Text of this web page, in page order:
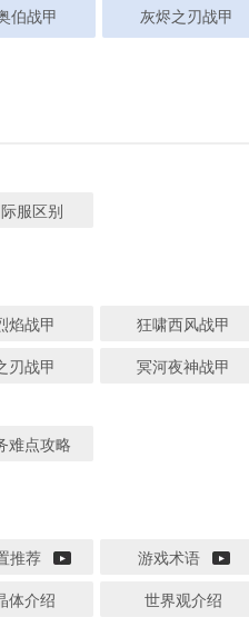
伯战甲 灰烬之刃战甲
服区别
焰战甲
狂啸西风战甲
刃战甲
冥河夜神战甲
难点攻略
推荐
游戏术语
体介绍
世界观介绍